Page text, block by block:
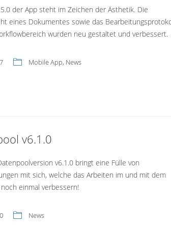
der App steht im Zeichen der Ästhetik. Die
eines Dokumentes sowie das
wurden neu gestaltet und verbessert.
Mobile App, News
v6.1.0
v6.1.0 bringt eine Fülle von
mit sich, welche das Arbeiten im und mit dem
einmal verbessern!
News